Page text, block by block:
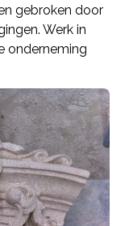
gebroken door
Werk in
onderneming